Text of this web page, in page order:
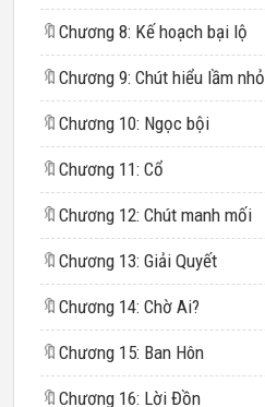
🔖 Chương 8: Kế hoạch bại lộ
🔖 Chương 9: Chút hiểu lầm nhỏ
🔖 Chương 10: Ngọc bội
🔖 Chương 11: Cổ
🔖 Chương 12: Chút manh mối
🔖 Chương 13: Giải Quyết
🔖 Chương 14: Chờ Ai?
🔖 Chương 15: Ban Hôn
🔖 Chương 16: Lời Đồn